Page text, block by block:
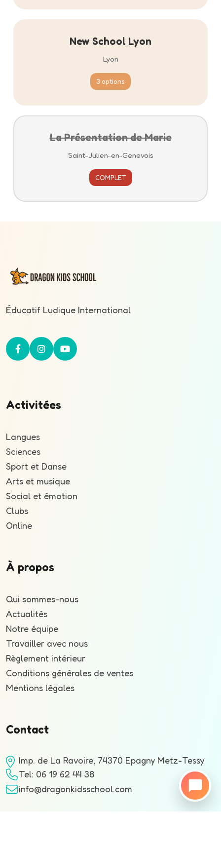
New School Lyon
Lyon
3 options
La Présentation de Marie
Saint-Julien-en-Genevois
COMPLET
Éducatif Ludique International
Activitées
Langues
Sciences
Sport et Danse
Arts et musique
Social et émotion
Clubs
Online
À propos
Qui sommes-nous
Actualités
Notre équipe
Travailler avec nous
Règlement intérieur
Conditions générales de ventes
Mentions légales
Contact
Imp. de La Ravoire, 74370 Epagny Metz-Tessy
Tel: 06 19 62 44 38
info@dragonkidsschool.com